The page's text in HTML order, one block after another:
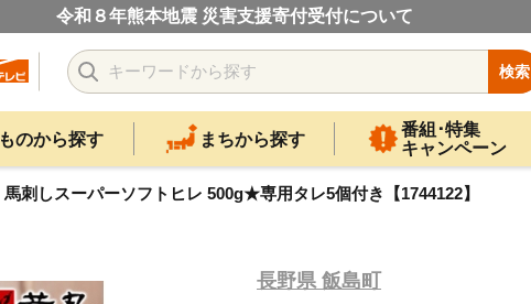
令和８年熊本地震 災害支援寄付受付について
検索
ものから探す まちから探す
番組･特集
キャンペーン
馬刺しスーパーソフトヒレ 500g★専用タレ5個付き【1744122】
長野県 飯島町